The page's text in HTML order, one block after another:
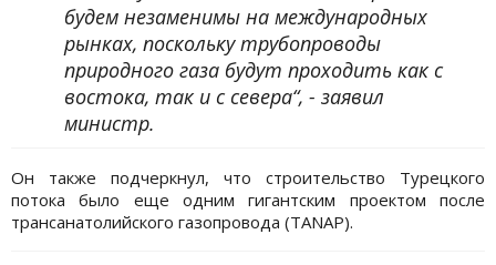
будем незаменимы на международных
рынках, поскольку трубопроводы
природного газа будут проходить как с
востока, так и с севера“, - заявил
министр.
Он также подчеркнул, что строительство Турецкого
потока было еще одним гигантским проектом после
трансанатолийского газопровода (TANAP).